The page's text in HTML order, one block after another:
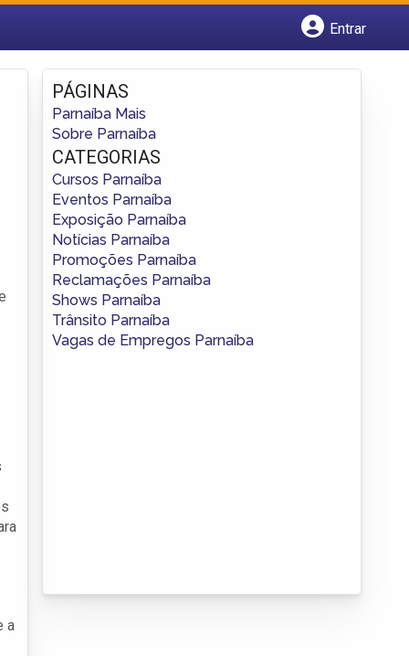
Entrar
Fazer login
Criar conta
a
PÁGINAS
Parnaíba Mais
Sobre Parnaíba
CATEGORIAS
Cursos Parnaíba
Eventos Parnaíba
Exposição Parnaíba
Notícias Parnaíba
Promoções Parnaíba
Reclamações Parnaíba
Shows Parnaíba
Trânsito Parnaíba
Vagas de Empregos Parnaíba